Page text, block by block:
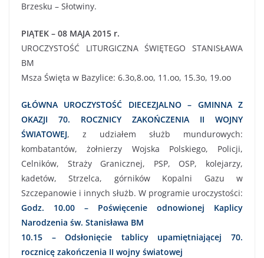
Brzesku – Słotwiny.
PIĄTEK – 08 MAJA 2015 r.
UROCZYSTOŚĆ LITURGICZNA ŚWIĘTEGO STANISŁAWA
BM
Msza Święta w Bazylice: 6.3o,8.oo, 11.oo, 15.3o, 19.oo
GŁÓWNA UROCZYSTOŚĆ DIECEZJALNO – GMINNA Z
OKAZJI 70. ROCZNICY ZAKOŃCZENIA II WOJNY
ŚWIATOWEJ, z udziałem służb mundurowych:
kombatantów, żołnierzy Wojska Polskiego, Policji,
Celników, Straży Granicznej, PSP, OSP, kolejarzy,
kadetów, Strzelca, górników Kopalni Gazu w
Szczepanowie i innych służb. W programie uroczystości:
Godz. 10.00 – Poświęcenie odnowionej Kaplicy
Narodzenia św. Stanisława BM
10.15 – Odsłonięcie tablicy upamiętniającej 70.
rocznicę zakończenia II wojny światowej